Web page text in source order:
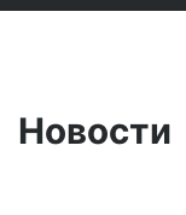
Новости